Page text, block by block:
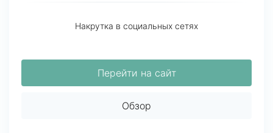
Накрутка в социальных сетях
Перейти на сайт
Обзор